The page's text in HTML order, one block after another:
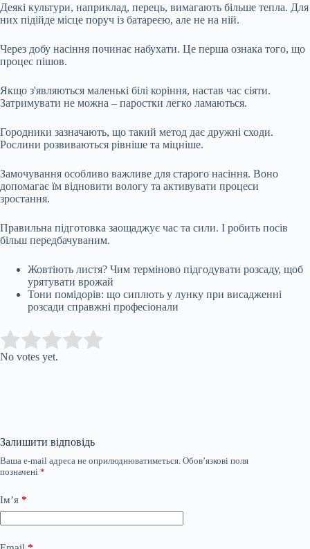
Деякі культури, наприклад, перець, вимагають більше тепла. Для
них підійде місце поруч із батареєю, але не на ній.
Через добу насіння починає набухати. Це перша ознака того, що
процес пішов.
Якщо з'являються маленькі білі коріння, настав час сіяти.
Затримувати не можна – паростки легко ламаються.
Городники зазначають, що такий метод дає дружні сходи.
Рослини розвиваються рівніше та міцніше.
Замочування особливо важливе для старого насіння. Воно
допомагає їм відновити вологу та активувати процеси
зростання.
Правильна підготовка заощаджує час та сили. І робить посів
більш передбачуваним.
Жовтіють листя? Чим терміново підгодувати розсаду, щоб
урятувати врожай
Тони помідорів: що сиплють у лунку при висадженні
розсади справжні професіонали
Rate this item:
No votes yet.
Залишити відповідь
Ваша e-mail адреса не оприлюднюватиметься. Обов’язкові поля
позначені *
Ім’я *